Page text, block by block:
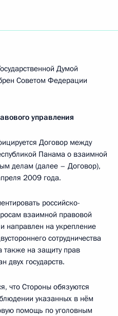
Думой
Советом Федерации
управления
Договор между
Панама о взаимной
делам (далее – Договор),
2009 года.
российско-
взаимной правовой
направлен на укрепление
сотрудничества
также на защиту прав
двух государств.
что Стороны обязуются
указанных в нём
помощь по уголовным